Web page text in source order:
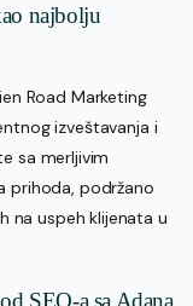
najbolju
Road Marketing
izveštavanja i
sa merljivim
prihoda, podržano
na uspeh klijenata u
SEO-a sa Adana